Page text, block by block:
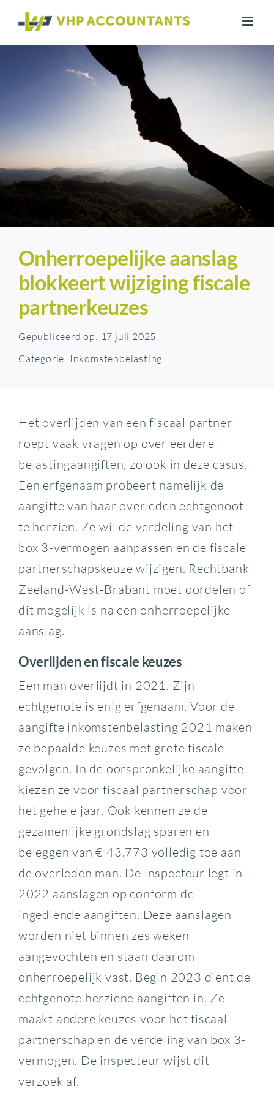
naar
Onherroepelijke aanslag
blokkeert wijziging fiscale
partnerkeuzes
Gepubliceerd op: 17 juli 2025
Categorie: Inkomstenbelasting
Het overlijden van een fiscaal partner
roept vaak vragen op over eerdere
belastingaangiften, zo ook in deze casus.
Een erfgenaam probeert namelijk de
aangifte van haar overleden echtgenoot
te herzien. Ze wil de verdeling van het
box 3-vermogen aanpassen en de fiscale
partnerschapskeuze wijzigen. Rechtbank
Zeeland-West-Brabant moet oordelen of
dit mogelijk is na een onherroepelijke
aanslag.
Overlijden en fiscale keuzes
Een man overlijdt in 2021. Zijn
echtgenote is enig erfgenaam. Voor de
aangifte inkomstenbelasting 2021 maken
ze bepaalde keuzes met grote fiscale
gevolgen. In de oorspronkelijke aangifte
kiezen ze voor fiscaal partnerschap voor
het gehele jaar. Ook kennen ze de
gezamenlijke grondslag sparen en
beleggen van € 43.773 volledig toe aan
de overleden man. De inspecteur legt in
2022 aanslagen op conform de
ingediende aangiften. Deze aanslagen
worden niet binnen zes weken
aangevochten en staan daarom
onherroepelijk vast. Begin 2023 dient de
echtgenote herziene aangiften in. Ze
maakt andere keuzes voor het fiscaal
partnerschap en de verdeling van box 3-
vermogen. De inspecteur wijst dit
verzoek af.